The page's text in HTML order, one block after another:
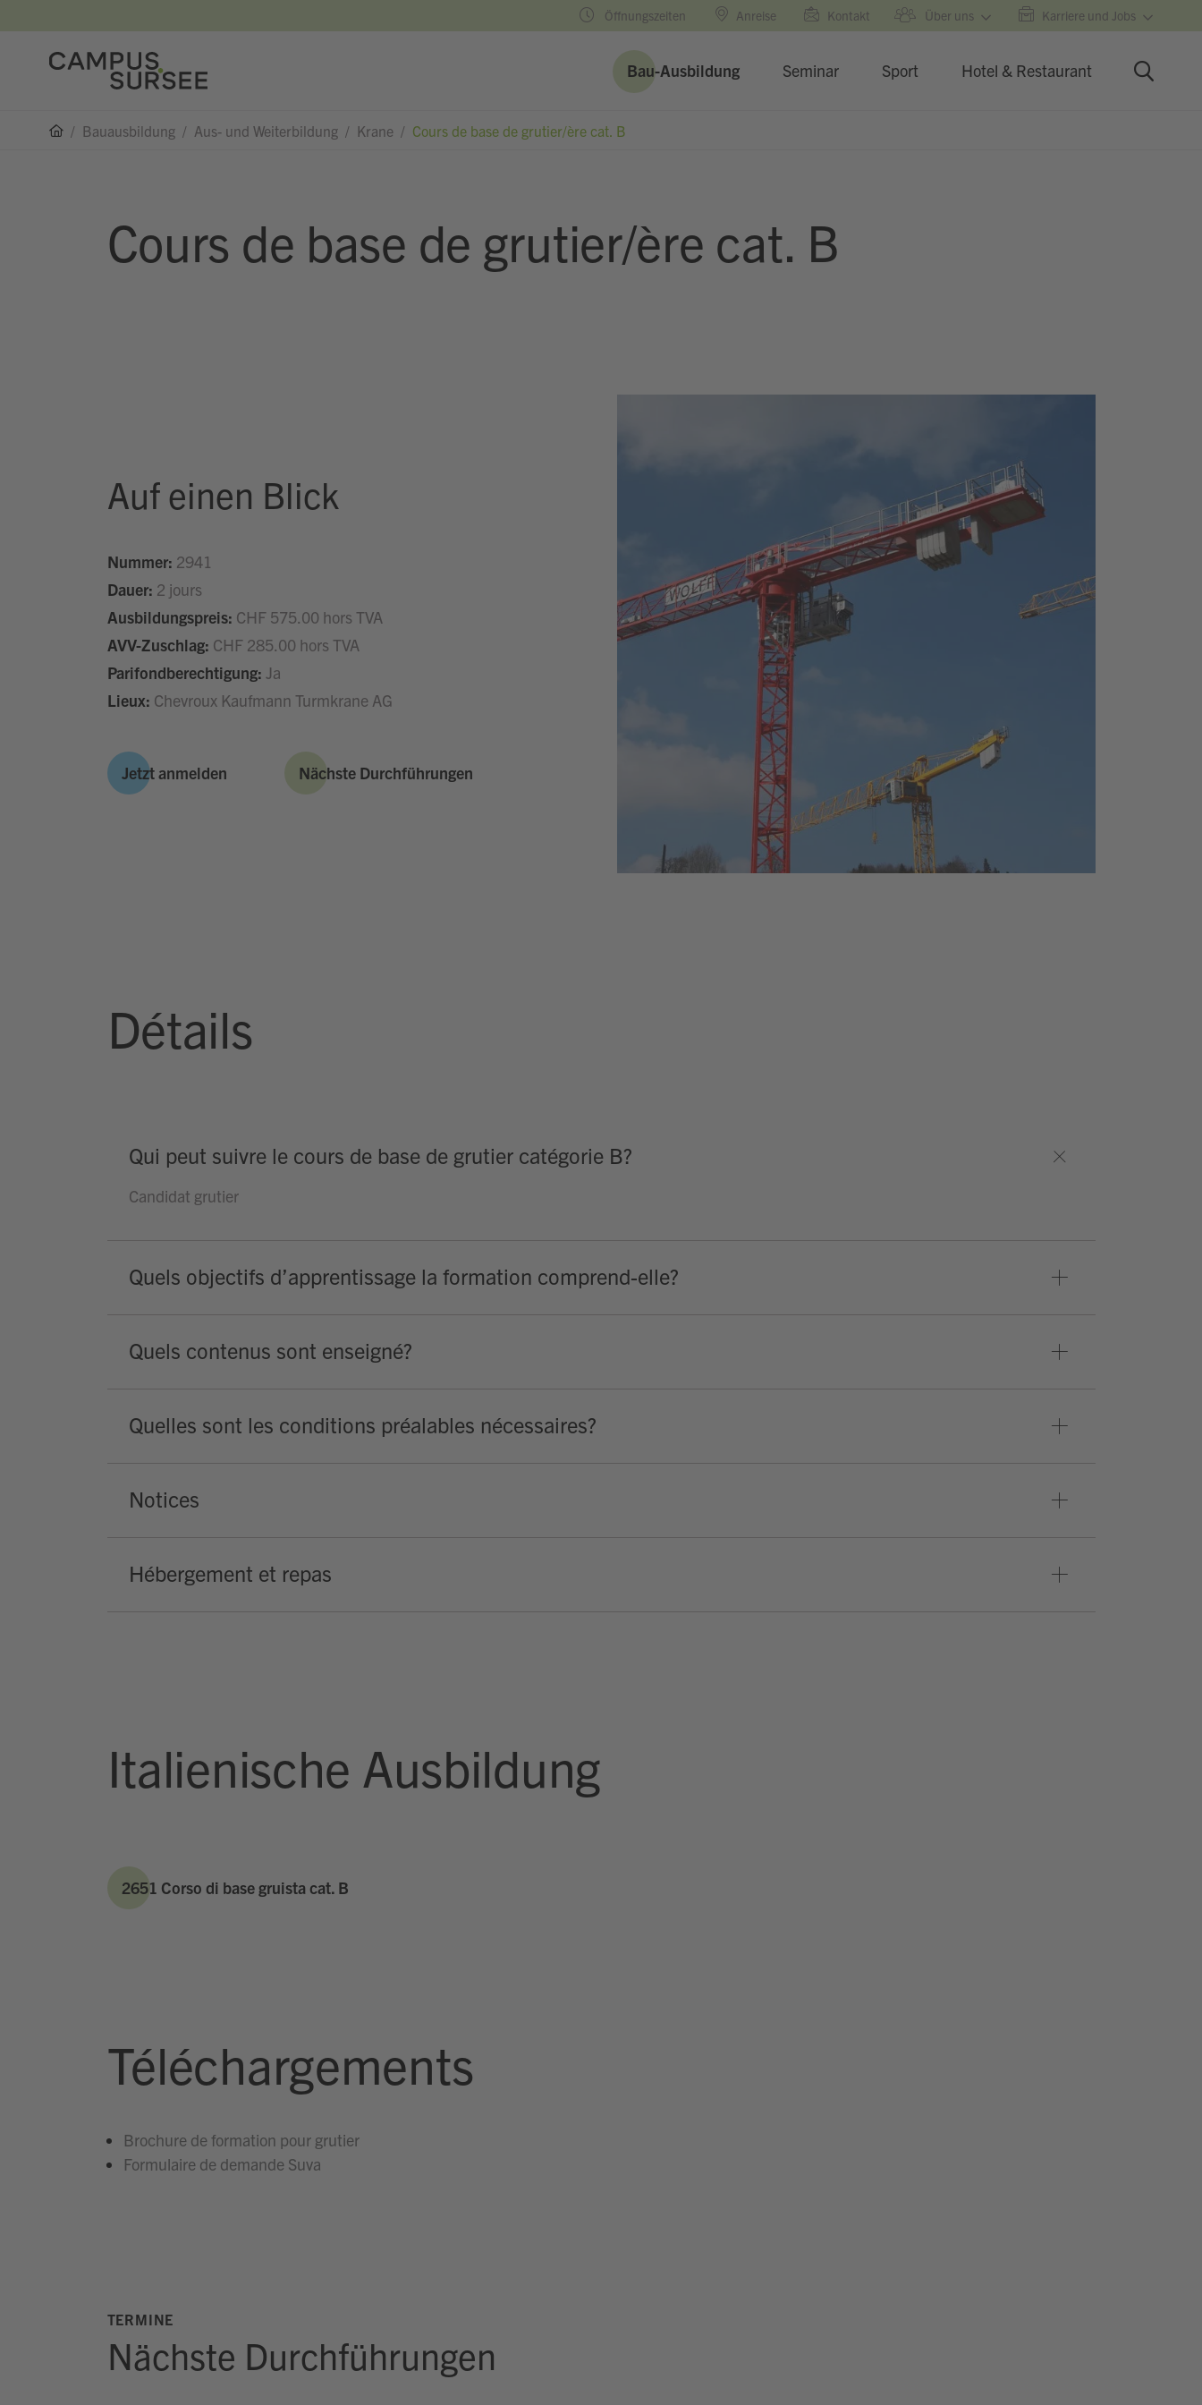
Öffnungszeiten Anreise Kontakt Über uns Karriere und Jobs
Bau-Ausbildung Seminar Sport Hotel & Restaurant
/ Bauausbildung / Aus- und Weiterbildung / Krane / Cours de base de grutier/ère cat. B
Cours de base de grutier/ère cat. B
Auf einen Blick
Nummer: 2941
Dauer: 2 jours
Ausbildungspreis: CHF 575.00 hors TVA
AVV-Zuschlag: CHF 285.00 hors TVA
Parifondberechtigung: Ja
Lieux: Chevroux Kaufmann Turmkrane AG
Jetzt anmelden Nächste Durchführungen
Détails
Qui peut suivre le cours de base de grutier catégorie B?
Candidat grutier
Quels objectifs d’apprentissage la formation comprend-elle?
Quels contenus sont enseigné?
Quelles sont les conditions préalables nécessaires?
Notices
Hébergement et repas
Italienische Ausbildung
2651 Corso di base gruista cat. B
Téléchargements
Brochure de formation pour grutier
Formulaire de demande Suva
TERMINE
Nächste Durchführungen